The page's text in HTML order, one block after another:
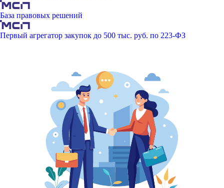
База правовых решений
Первый агрегатор закупок до 500 тыс. руб. по 223-ФЗ